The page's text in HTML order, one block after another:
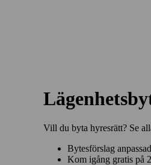
Vill du byta hyresrätt? Se
Bytesförslag
Kom igång gratis på